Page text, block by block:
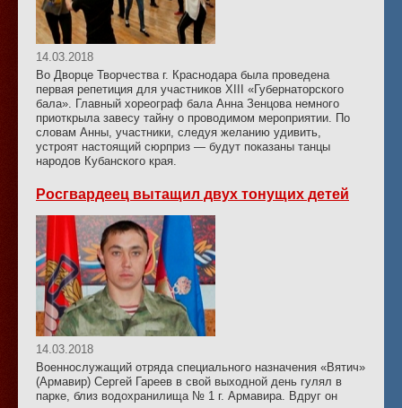
14.03.2018
Во Дворце Творчества г. Краснодара была проведена
первая репетиция для участников XIII «Губернаторского
бала». Главный хореограф бала Анна Зенцова немного
приоткрыла завесу тайну о проводимом мероприятии. По
словам Анны, участники, следуя желанию удивить,
устроят настоящий сюрприз — будут показаны танцы
народов Кубанского края.
Росгвардеец вытащил двух тонущих детей
14.03.2018
Военнослужащий отряда специального назначения «Вятич»
(Армавир) Сергей Гареев в свой выходной день гулял в
парке, близ водохранилища № 1 г. Армавира. Вдруг он